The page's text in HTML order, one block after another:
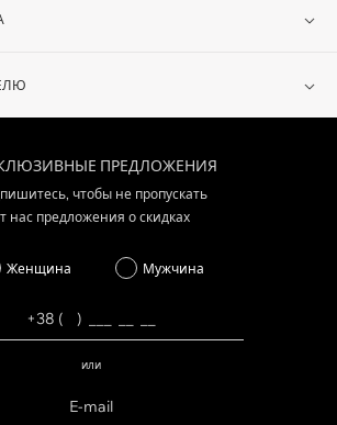
ПРЕДЛОЖЕНИЯ
чтобы не пропускать
нас предложения о скидках
Женщина Мужчина
или